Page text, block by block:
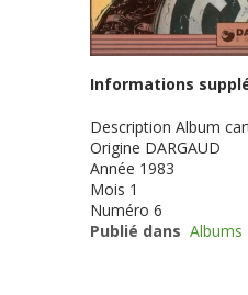
Informations
Description Album
Origine DARGAUD
Année 1983
Mois 1
Numéro 6
Publié dans Albums